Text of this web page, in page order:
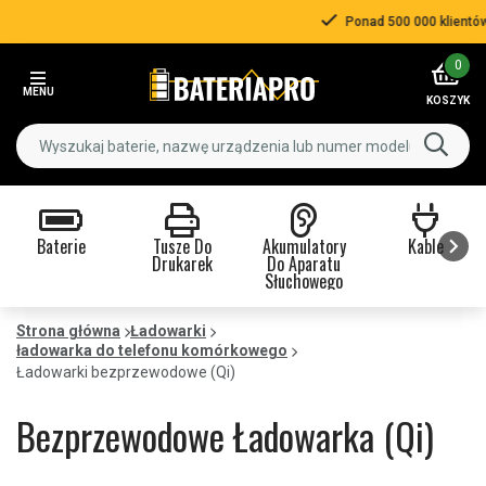
Ponad 500 000 klientów
MENU
0
KOSZYK
Baterie Tusze Do
Drukarek
Akumulatory
Do Aparatu
Słuchowego
Kable
Strona główna
Ładowarki
ładowarka do telefonu komórkowego
Ładowarki bezprzewodowe (Qi)
Bezprzewodowe Ładowarka (Qi)